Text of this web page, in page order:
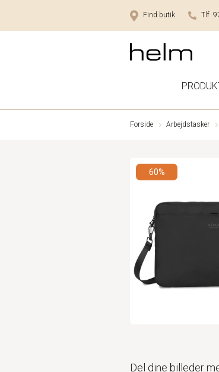
Find butik Tlf
Forside Arbejdstasker
60%
Del dine billeder